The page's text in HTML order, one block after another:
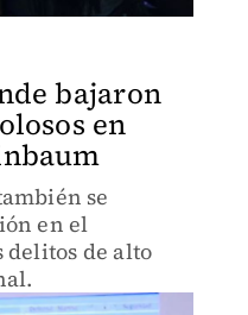
bajaron
en
se
en el
de alto